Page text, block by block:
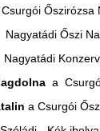
Őszirózsa
Nagyatádi Őszi
a
a Csurgói